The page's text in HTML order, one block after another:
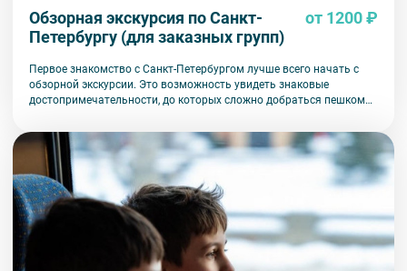
Обзорная экскурсия по Санкт-
Петербургу (для заказных групп)
от 1200 ₽
Первое знакомство с Санкт-Петербургом лучше всего начать с
обзорной экскурсии. Это возможность увидеть знаковые
достопримечательности, до которых сложно добраться пешком